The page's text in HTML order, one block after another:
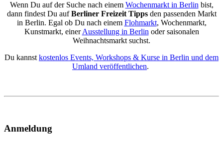
Wenn Du auf der Suche nach einem Wochenmarkt in Berlinbist,
dann findest Du aufBerliner Freizeit Tippsden passenden Markt
in Berlin. Egal ob Du nach einem Flohmarkt, Wochenmarkt,
Kunstmarkt, einerAusstellung in Berlinoder saisonalen
Weihnachtsmarkt suchst.
Du kannstkostenlos Events, Workshops & Kurse in Berlin und dem
Umland veröffentlichen.
Anmeldung